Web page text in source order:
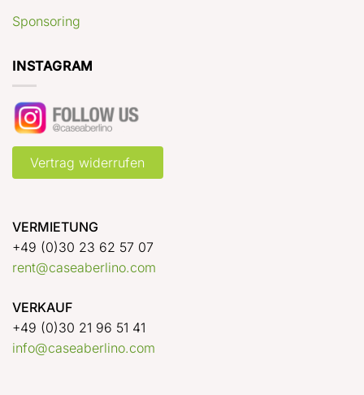
Sponsoring
INSTAGRAM
Vertrag widerrufen
VERMIETUNG
+49 (0)30 23 62 57 07
rent@caseaberlino.com
VERKAUF
+49 (0)30 21 96 51 41
info@caseaberlino.com